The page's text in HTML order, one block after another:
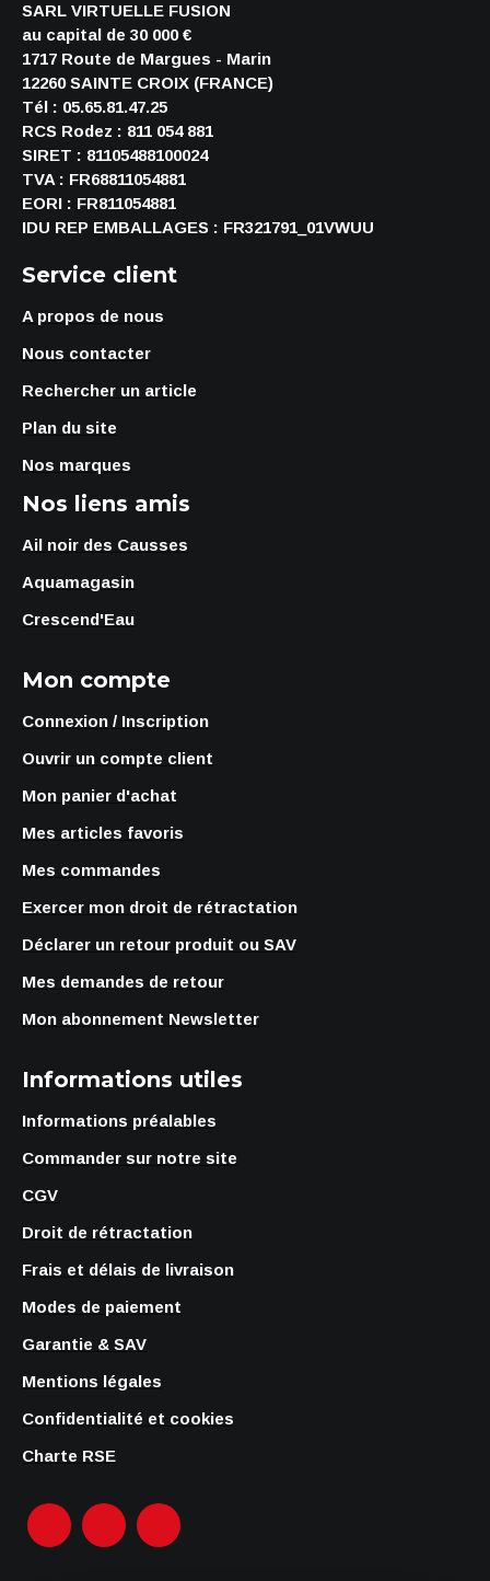
SARL VIRTUELLE FUSION
au capital de 30 000 €
1717 Route de Margues - Marin
12260 SAINTE CROIX (FRANCE)
Tél : 05.65.81.47.25
RCS Rodez : 811 054 881
SIRET : 81105488100024
TVA : FR68811054881
EORI : FR811054881
IDU REP EMBALLAGES : FR321791_01VWUU
Service client
A propos de nous
Nous contacter
Rechercher un article
Plan du site
Nos marques
Nos liens amis
Ail noir des Causses
Aquamagasin
Crescend'Eau
Mon compte
Connexion / Inscription
Ouvrir un compte client
Mon panier d'achat
Mes articles favoris
Mes commandes
Exercer mon droit de rétractation
Déclarer un retour produit ou SAV
Mes demandes de retour
Mon abonnement Newsletter
Informations utiles
Informations préalables
Commander sur notre site
CGV
Droit de rétractation
Frais et délais de livraison
Modes de paiement
Garantie & SAV
Mentions légales
Confidentialité et cookies
Charte RSE